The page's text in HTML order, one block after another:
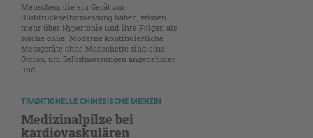
Menschen, die ein Gerät zur
Blutdruckselbstmessung haben, wissen
mehr über Hypertonie und ihre Folgen als
solche ohne. Moderne kontinuierliche
Messgeräte ohne Manschette sind eine
Option, um Selbstmessungen angenehmer
und ...
TRADITIONELLE CHINESISCHE MEDIZIN
Medizinalpilze bei
kardiovaskulären